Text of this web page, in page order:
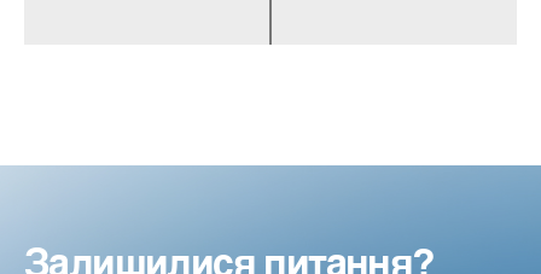
Залишилися питання?